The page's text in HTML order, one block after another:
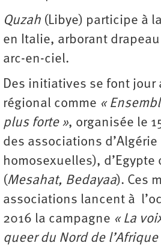
Quzah (Libye) participe à
en Italie, arborant
arc-en-ciel.
Des initiatives se font jour
régional comme «
plus forte », organisée le
des associations
homosexuelles), d’Egypte
(Mesahat, Bedayaa). Ces
associations lancent à
2016 la campagne « La
queer du Nord de l’Afrique